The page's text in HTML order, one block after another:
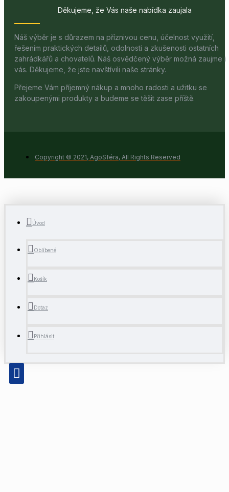
Děkujeme, že Vás naše nabídka zaujala
Náš výběr je s důrazem na příznivou cenu, účelnost využití,
řešením praktických detailů, odolnosti a zkušenosti ostatních
zahrádkářů a chovatelů. Náš osvědčený výběr možná zaujme i
vás. Děkujeme, že jste navštívili naše stránky.
Přejeme Vám příjemný nákup a mnoho radosti a užitku se
zakoupenými produkty a budeme se těšit zase příště.
Copyright © 2021, AgoSféra, All Rights Reserved
Úvod
Oblíbené
Košík
Dotaz
Přihlásit